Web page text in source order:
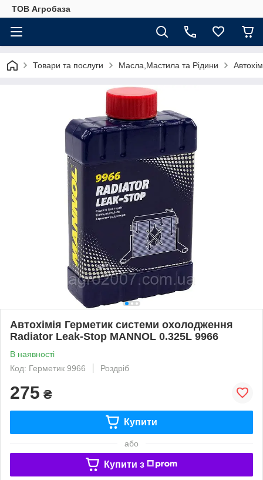
ТОВ Агробаза
Товари та послуги Масла,Мастила та Рідини
Автохімія Герметик системи охолодження
Radiator Leak-Stop MANNOL 0.325L 9966
В наявності
Код: Герметик 9966
Роздріб
275 ₴
Купити
або
Купити з